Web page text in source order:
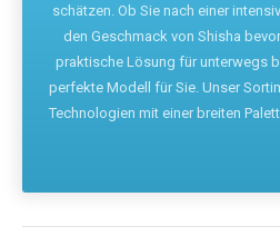
schätzen. Ob Sie nach einer
den Geschmack von Shisha
praktische Lösung für unterwegs
perfekte Modell für Sie. Unser
Technologien mit einer breiten